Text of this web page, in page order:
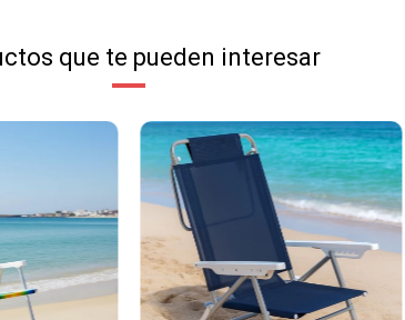
que te pueden interesar